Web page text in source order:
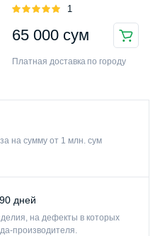
на сумму от 1 млн. сум
дней
на дефекты в которых
производителя.
Dispenser
Оценка
1
65 000 сум
Платная доставка по городу